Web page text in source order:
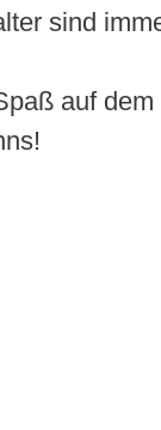
sind
auf